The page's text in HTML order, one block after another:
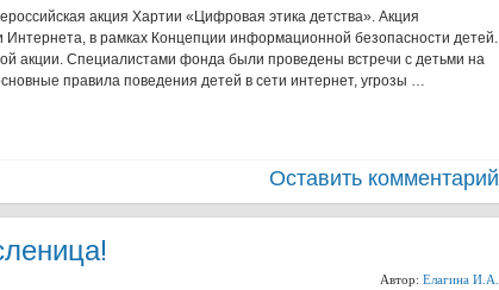
акция Хартии «Цифровая этика детства». Акция
в рамках Концепции информационной безопасности детей.
акции. Специалистами фонда были проведены встречи с детьми на
правила поведения детей в сети интернет, угрозы …
Оставить комментарий
Автор: Елагина И.А.